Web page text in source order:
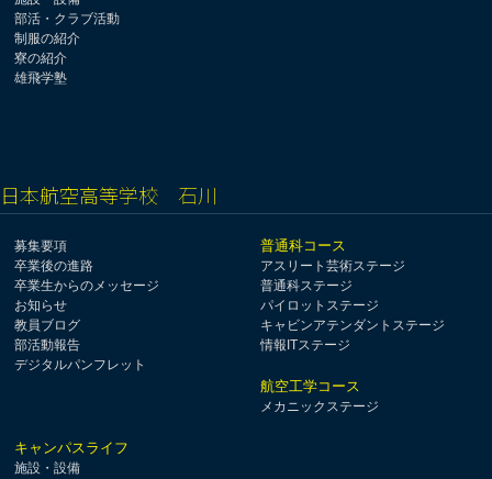
部活・クラブ活動
制服の紹介
寮の紹介
雄飛学塾
日本航空高等学校 石川
募集要項
卒業後の進路
卒業生からのメッセージ
お知らせ
教員ブログ
部活動報告
デジタルパンフレット
普通科コース
アスリート芸術ステージ
普通科ステージ
パイロットステージ
キャビンアテンダントステージ
情報ITステージ
航空工学コース
メカニックステージ
キャンパスライフ
施設・設備